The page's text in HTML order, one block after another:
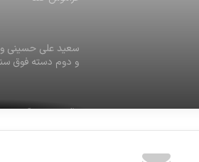
سعید علی حسینی و
واکنش وزیر آموزش